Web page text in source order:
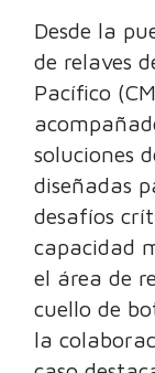
Desde la
de relaves
Pacífico
soluciones
diseñadas
desafíos
capacidad
el área de
cuello de
la